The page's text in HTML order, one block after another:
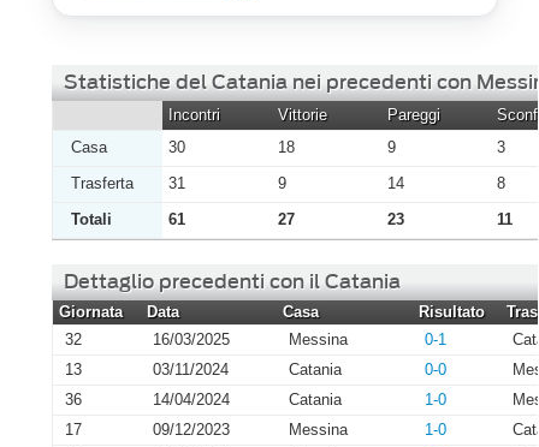
Statistiche del Catania nei precedenti con
Incontri Vittorie Pareggi
Casa
30 18 9
3
Trasferta
31 9 14
8
Totali
61 27 23 11
Dettaglio precedenti con il Catania
Giornata Data Casa Risultato
32
16/03/2025 Messina 0-1
13
03/11/2024 Catania 0-0
36
14/04/2024 Catania 1-0
17
09/12/2023 Messina 1-0